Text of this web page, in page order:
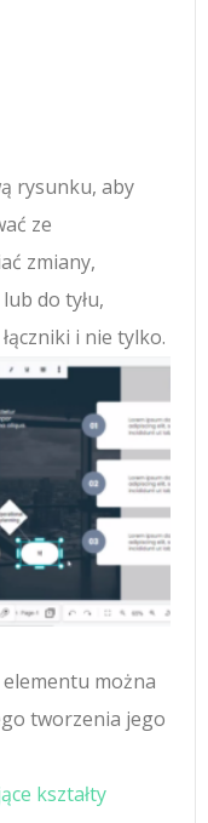
rysunku, aby
ze
zmiany,
do tyłu,
i nie tylko.
można
tworzenia jego
kształty